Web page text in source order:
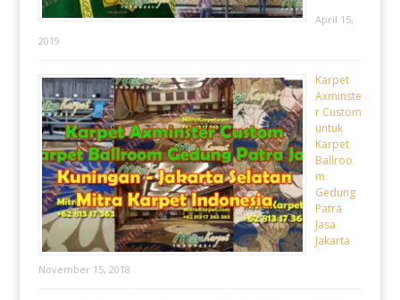
April 15,
2019
Karpet
Axminste
r Custom
untuk
Karpet
Ballroo
m
Gedung
Patra
Jasa
Jakarta
November 15, 2018